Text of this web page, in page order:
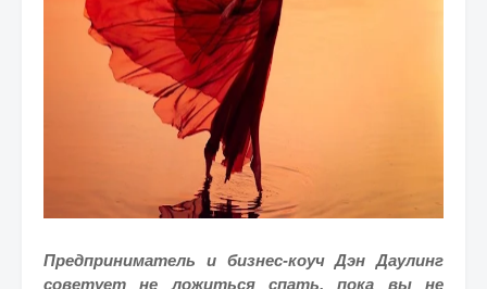
Предприниматель и бизнес-коуч Дэн Даулинг
советует не ложиться спать, пока вы не